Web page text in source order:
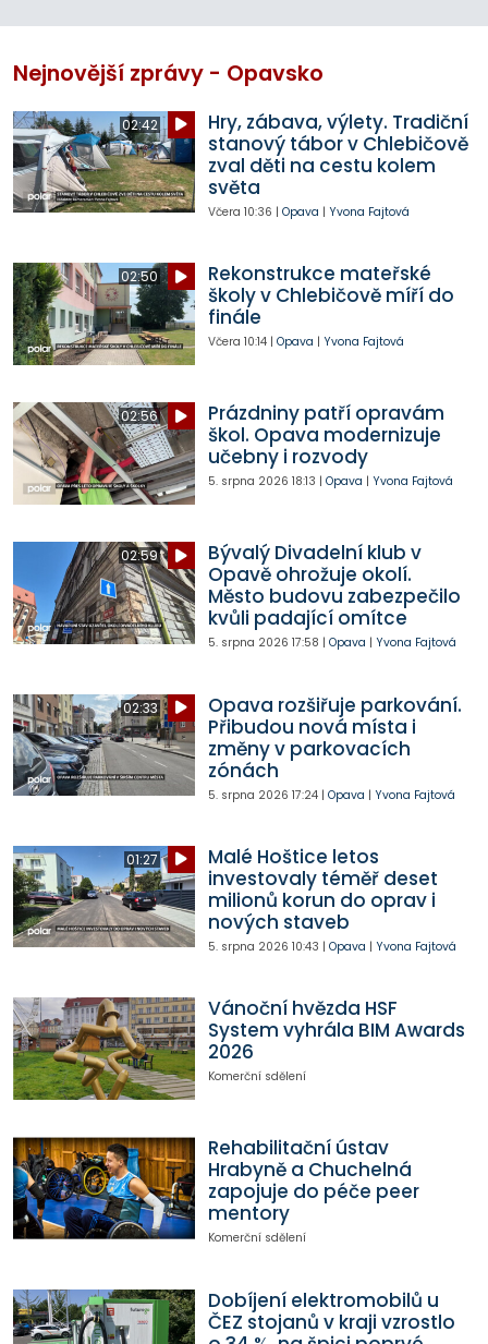
Nejnovější zprávy - Opavsko
02:42
Hry, zábava, výlety. Tradiční
stanový tábor v Chlebičově
zval děti na cestu kolem
světa
Včera 10:36 | Opava | Yvona Fajtová
02:50
Rekonstrukce mateřské
školy v Chlebičově míří do
finále
Včera 10:14| Opava | Yvona Fajtová
02:56
Prázdniny patří opravám
škol. Opava modernizuje
učebny i rozvody
5. srpna 2026 18:13 | Opava | Yvona Fajtová
02:59
Bývalý Divadelní klub v
Opavě ohrožuje okolí.
Město budovu zabezpečilo
kvůli padající omítce
5. srpna 2026 17:58 | Opava | Yvona Fajtová
02:33
Opava rozšiřuje parkování.
Přibudou nová místa i
změny v parkovacích
zónách
5. srpna 2026 17:24| Opava | Yvona Fajtová
01:27
Malé Hoštice letos
investovaly téměř deset
milionů korun do oprav i
nových staveb
5. srpna 2026 10:43 | Opava | Yvona Fajtová
Vánoční hvězda HSF
System vyhrála BIM Awards
2026
Komerční sdělení
Rehabilitační ústav
Hrabyně a Chuchelná
zapojuje do péče peer
mentory
Komerční sdělení
Dobíjení elektromobilů u
ČEZ stojanů v kraji vzrostlo